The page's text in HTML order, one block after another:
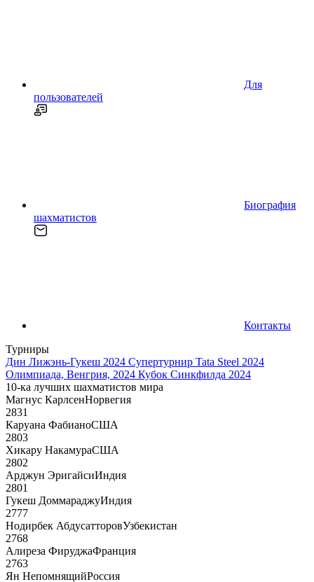
Для
пользователей
Биография
шахматистов
Контакты
Турниры
Дин Лижэнь-Гукеш 2024 Супертурнир Tata Steel 2024
Олимпиада, Венгрия, 2024 Кубок Синкфилда 2024
10-ка лучших шахматистов мира
Магнус КарлсенНорвегия
2831
Каруана ФабианоСША
2803
Хикару НакамураСША
2802
Арджун ЭригайсиИндия
2801
Гукеш ДоммараджуИндия
2777
Нодирбек АбдусатторовУзбекистан
2768
Алиреза ФируджаФранция
2763
Ян НепомнящийРоссия